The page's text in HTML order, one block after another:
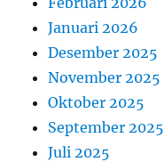
Januari 2026
Desember 2025
November 2025
Oktober 2025
September 2025
Juli 2025